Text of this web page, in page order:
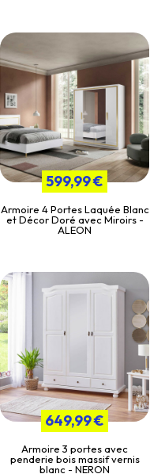
599,99 €
Armoire 4 Portes Laquée Blanc
et Décor Doré avec Miroirs -
ALEON
649,99 €
Armoire 3 portes avec
penderie bois massif vernis
blanc - NERON